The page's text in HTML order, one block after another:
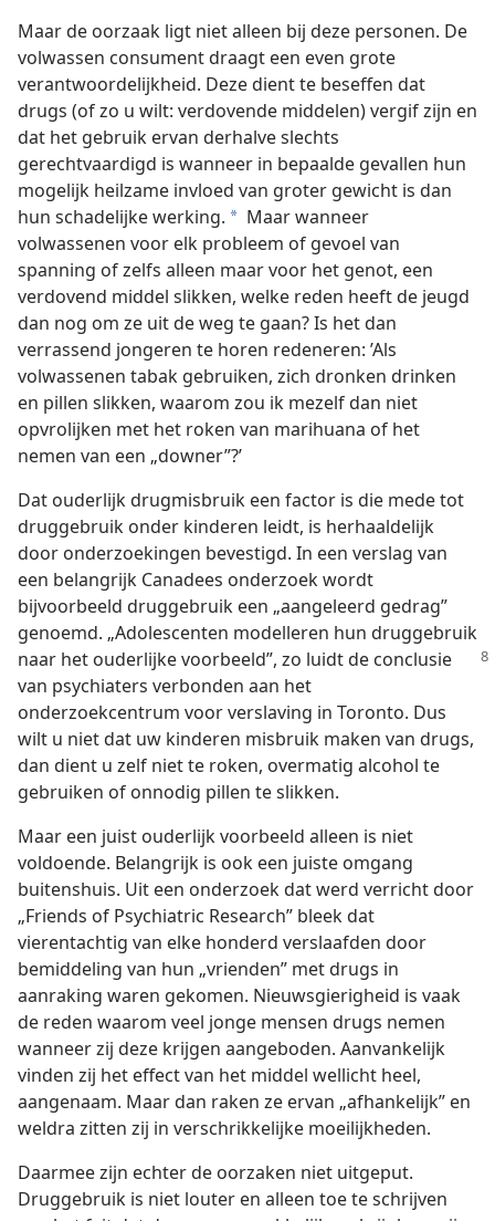
Maar de oorzaak ligt niet alleen bij deze personen. De
volwassen consument draagt een even grote
verantwoordelijkheid. Deze dient te beseffen dat
drugs (of zo u wilt: verdovende middelen) vergif zijn en
dat het gebruik ervan derhalve slechts
gerechtvaardigd is wanneer in bepaalde gevallen hun
mogelijk heilzame invloed van groter gewicht is dan
hun schadelijke werking. a Maar wanneer
volwassenen voor elk probleem of gevoel van
spanning of zelfs alleen maar voor het genot, een
verdovend middel slikken, welke reden heeft de jeugd
dan nog om ze uit de weg te gaan? Is het dan
verrassend jongeren te horen redeneren: ’Als
volwassenen tabak gebruiken, zich dronken drinken
en pillen slikken, waarom zou ik mezelf dan niet
opvrolijken met het roken van marihuana of het
nemen van een „downer”?’
Dat ouderlijk drugmisbruik een factor is die mede tot
druggebruik onder kinderen leidt, is herhaaldelijk
door onderzoekingen bevestigd. In een verslag van
een belangrijk Canadees onderzoek wordt
bijvoorbeeld druggebruik een „aangeleerd gedrag”
genoemd. „Adolescenten modelleren hun druggebruik
naar het ouderlijke voorbeeld”, zo luidt de conclusie
van psychiaters verbonden aan het
onderzoekcentrum voor verslaving in Toronto. Dus
wilt u niet dat uw kinderen misbruik maken van drugs,
dan dient u zelf niet te roken, overmatig alcohol te
gebruiken of onnodig pillen te slikken.
Maar een juist ouderlijk voorbeeld alleen is niet
voldoende. Belangrijk is ook een juiste omgang
buitenshuis. Uit een onderzoek dat werd verricht door
„Friends of Psychiatric Research” bleek dat
vierentachtig van elke honderd verslaafden door
bemiddeling van hun „vrienden” met drugs in
aanraking waren gekomen. Nieuwsgierigheid is vaak
de reden waarom veel jonge mensen drugs nemen
wanneer zij deze krijgen aangeboden. Aanvankelijk
vinden zij het effect van het middel wellicht heel,
aangenaam. Maar dan raken ze ervan „afhankelijk” en
weldra zitten zij in verschrikkelijke moeilijkheden.
Daarmee zijn echter de oorzaken niet uitgeput.
Druggebruik is niet louter en alleen toe te schrijven